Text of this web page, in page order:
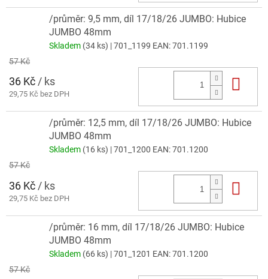
/průměr: 9,5 mm, díl 17/18/26 JUMBO: Hubice
JUMBO 48mm
Skladem (34 ks) | 701_1199 EAN:701.1199
57 Kč
36 Kč / ks
29,75 Kč bez DPH
/průměr: 12,5 mm, díl 17/18/26 JUMBO: Hubice
JUMBO 48mm
Skladem (16 ks) | 701_1200 EAN:701.1200
57 Kč
36 Kč / ks
29,75 Kč bez DPH
/průměr: 16 mm, díl 17/18/26 JUMBO: Hubice
JUMBO 48mm
Skladem (66 ks) | 701_1201 EAN:701.1200
57 Kč